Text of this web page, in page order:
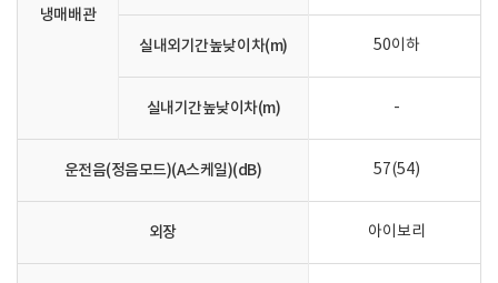
냉매배관
실내외기간높낮이차(m) 50이하
실내기간높낮이차(m) -
운전음(정음모드)(A스케일)(dB) 57(54)
외장 아이보리